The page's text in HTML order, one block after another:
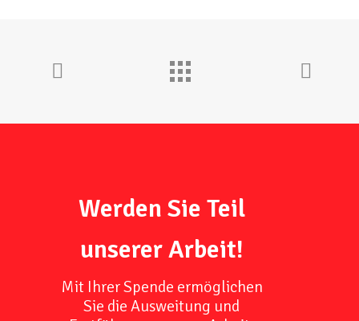
Werden Sie Teil
unserer Arbeit!
Mit Ihrer Spende ermöglichen
Sie die Ausweitung und